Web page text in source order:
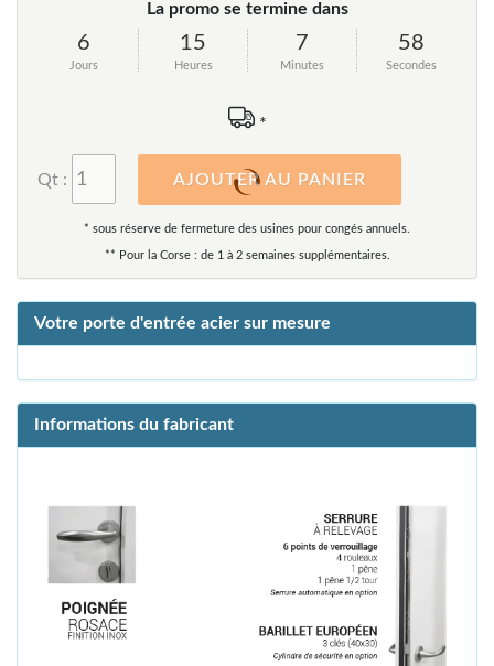
La promo se termine dans
6
Jours
15
Heures
7
Minutes
58
Secondes
*
Qt : AJOUTER AU PANIER
* sous réserve de fermeture des usines pour congés annuels.
** Pour la Corse : de 1 à 2 semaines supplémentaires.
Votre porte d'entrée acier sur mesure
Informations du fabricant